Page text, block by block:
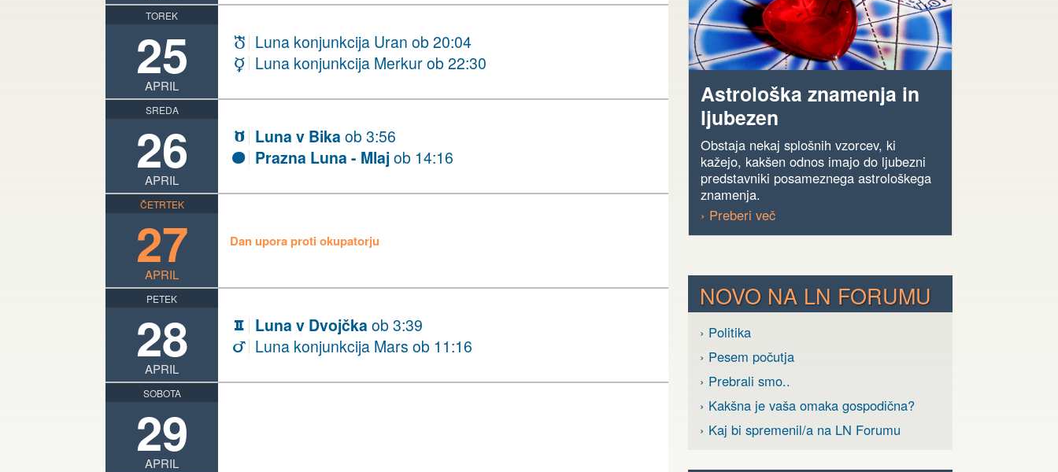
TOREK
25
APRIL
h Luna konjunkcija Uran ob 20:04
c Luna konjunkcija Merkur ob 22:30
SREDA
26
APRIL
B Luna v Bika ob 3:56
S Prazna Luna - Mlaj ob 14:16
ČETRTEK
27
APRIL
Dan upora proti okupatorju
PETEK
28
APRIL
C Luna v Dvojčka ob 3:39
e Luna konjunkcija Mars ob 11:16
SOBOTA
29
APRIL
Astrološka znamenja in
ljubezen
Obstaja nekaj splošnih vzorcev, ki
kažejo, kakšen odnos imajo do ljubezni
predstavniki posameznega astrološkega
znamenja.
› Preberi več
NOVO NA LN FORUMU
› Politika
› Pesem počutja
› Prebrali smo..
› Kakšna je vaša omaka gospodična?
› Kaj bi spremenil/a na LN Forumu